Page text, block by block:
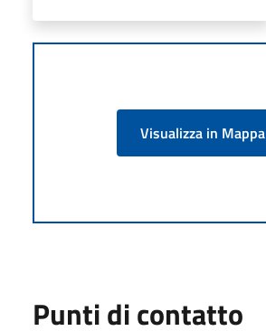
Visualizza in Mappa
Punti di contatto